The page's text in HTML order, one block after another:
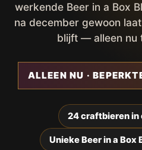
werkende Beer in a Box
na december gewoon
blijft — alleen nu
ALLEEN NU ·
24 craftbieren in
Unieke Beer in a Box